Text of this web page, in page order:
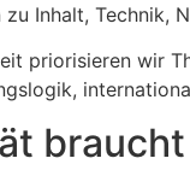
zu Inhalt, Technik,
priorisieren wir